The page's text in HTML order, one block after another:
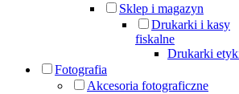
Sklep i magazyn
Drukarki i kasy
fiskalne
Drukarki
Fotografia
Akcesoria fotograficzne